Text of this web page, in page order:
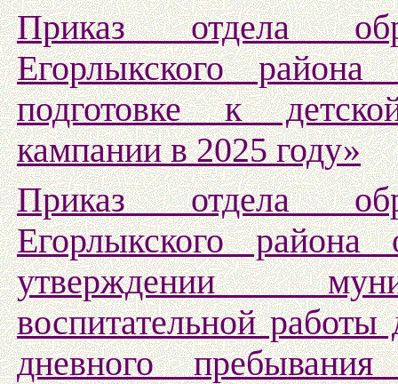
Приказ отдела
Егорлыкского
подготовке к
кампании в 2025 году»
Приказ отдела
Егорлыкского
утверждении
воспитательной работы
дневного